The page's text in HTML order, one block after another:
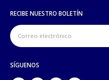
RECIBE NUESTRO BOLETÍN
SÍGUENOS